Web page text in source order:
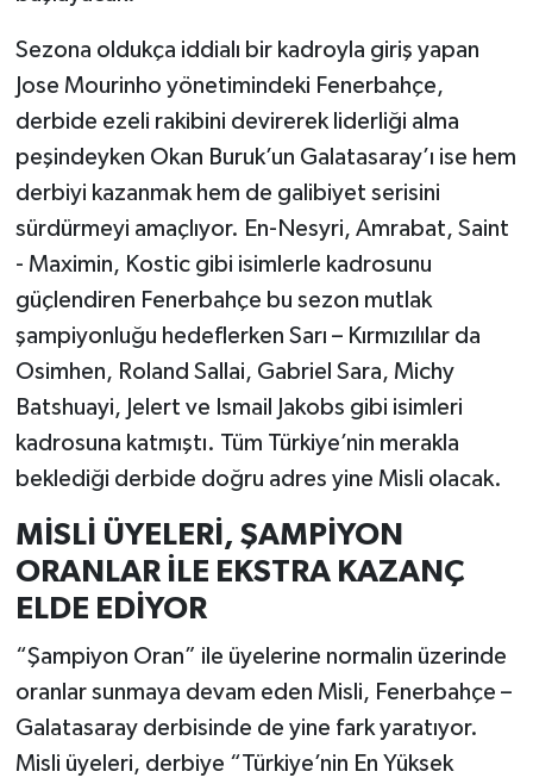
Sezona oldukça iddialı bir kadroyla giriş yapan
Jose Mourinho yönetimindeki Fenerbahçe,
derbide ezeli rakibini devirerek liderliği alma
peşindeyken Okan Buruk’un Galatasaray’ı ise hem
derbiyi kazanmak hem de galibiyet serisini
sürdürmeyi amaçlıyor. En-Nesyri, Amrabat, Saint
- Maximin, Kostic gibi isimlerle kadrosunu
güçlendiren Fenerbahçe bu sezon mutlak
şampiyonluğu hedeflerken Sarı – Kırmızılılar da
Osimhen, Roland Sallai, Gabriel Sara, Michy
Batshuayi, Jelert ve Ismail Jakobs gibi isimleri
kadrosuna katmıştı. Tüm Türkiye’nin merakla
beklediği derbide doğru adres yine Misli olacak.
MİSLİ ÜYELERİ, ŞAMPİYON
ORANLAR İLE EKSTRA KAZANÇ
ELDE EDİYOR
“Şampiyon Oran” ile üyelerine normalin üzerinde
oranlar sunmaya devam eden Misli, Fenerbahçe –
Galatasaray derbisinde de yine fark yaratıyor.
Misli üyeleri, derbiye “Türkiye’nin En Yüksek